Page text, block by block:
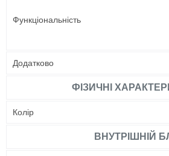
Функціональність
Додатково
ФІЗИЧНІ
Колір
ВНУТРІШНІЙ